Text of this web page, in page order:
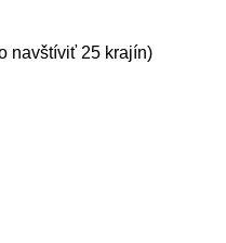
navštíviť 25 krajín)